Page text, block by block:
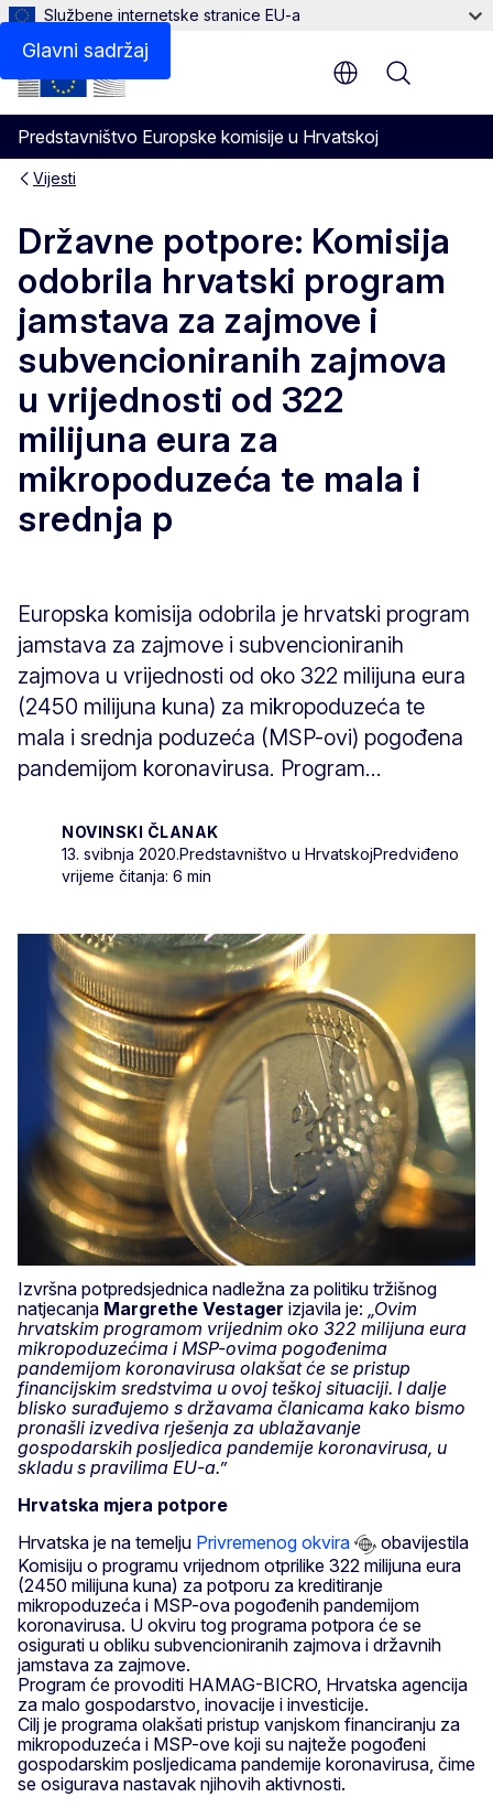
Glavni sadržaj
Službene internetske stranice EU-a
Predstavništvo Europske komisije u Hrvatskoj
Menu
Vijesti
Državne potpore: Komisija
odobrila hrvatski program
jamstava za zajmove i
subvencioniranih zajmova
u vrijednosti od 322
milijuna eura za
mikropoduzeća te mala i
srednja p
Europska komisija odobrila je hrvatski program
jamstava za zajmove i subvencioniranih
zajmova u vrijednosti od oko 322 milijuna eura
(2450 milijuna kuna) za mikropoduzeća te
mala i srednja poduzeća (MSP-ovi) pogođena
pandemijom koronavirusa. Program...
NOVINSKI ČLANAK
13. svibnja 2020.Predstavništvo u HrvatskojPredviđeno
vrijeme čitanja: 6 min
Izvršna potpredsjednica nadležna za politiku tržišnog
natjecanja Margrethe Vestager izjavila je: „Ovim
hrvatskim programom vrijednim oko 322 milijuna eura
mikropoduzećima i MSP-ovima pogođenima
pandemijom koronavirusa olakšat će se pristup
financijskim sredstvima u ovoj teškoj situaciji. I dalje
blisko surađujemo s državama članicama kako bismo
pronašli izvediva rješenja za ublažavanje
gospodarskih posljedica pandemije koronavirusa, u
skladu s pravilima EU-a.”
Hrvatska mjera potpore
Hrvatska je na temelju Privremenog okvira
obavijestila
Komisiju o programu vrijednom otprilike 322 milijuna eura
(2450 milijuna kuna) za potporu za kreditiranje
mikropoduzeća i MSP-ova pogođenih pandemijom
koronavirusa. U okviru tog programa potpora će se
osigurati u obliku subvencioniranih zajmova i državnih
jamstava za zajmove.
Program će provoditi HAMAG-BICRO, Hrvatska agencija
za malo gospodarstvo, inovacije i investicije.
Cilj je programa olakšati pristup vanjskom financiranju za
mikropoduzeća i MSP-ove koji su najteže pogođeni
gospodarskim posljedicama pandemije koronavirusa, čime
se osigurava nastavak njihovih aktivnosti.